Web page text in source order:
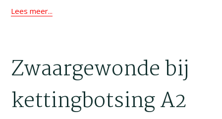
Lees meer...
Zwaargewonde bij
kettingbotsing A2